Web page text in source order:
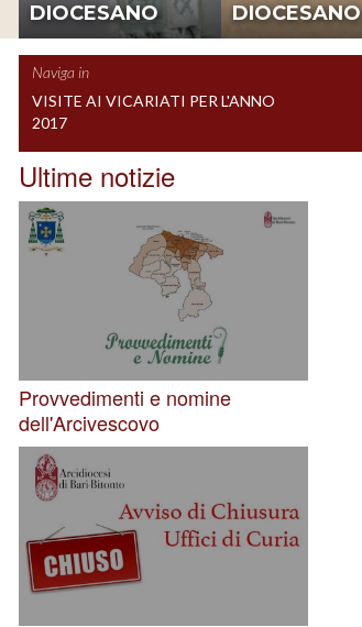
DIOCESANO
DIOCESANO
Naviga in
VISITE AI VICARIATI PER L'ANNO
2017
Ultime notizie
Provvedimenti e nomine
dell'Arcivescovo